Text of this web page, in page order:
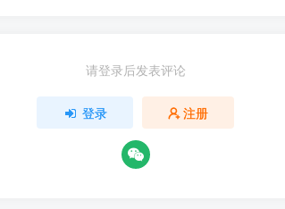
请登录后发表评论
登录 注册